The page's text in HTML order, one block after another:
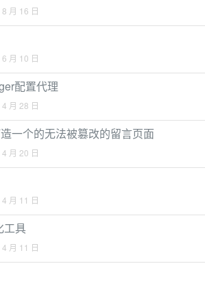
月 16 日
月 10 日
配置代理
月 28 日
一个的无法被篡改的留言页面
月 20 日
月 11 日
工具
月 11 日